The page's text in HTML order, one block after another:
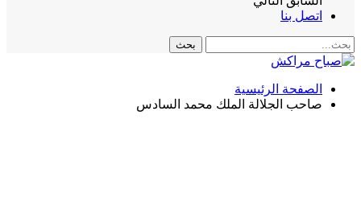
اتصل بنا
الصفحة الرئيسية
صاحب الجلالة الملك محمد السادس